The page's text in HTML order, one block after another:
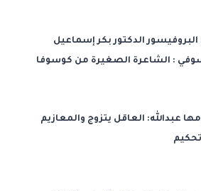
البروفيسور الدكتور بكر إسماعيل
: الشاعرة الصغيرة من كوسوفا
عبدالله: العاقل يتزوج والمعازيم